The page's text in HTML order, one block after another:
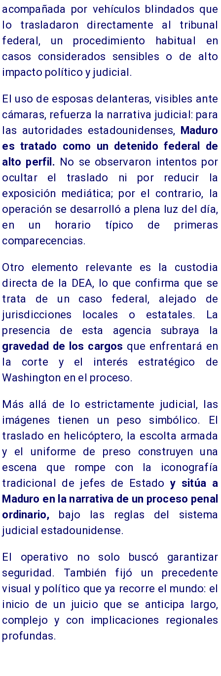
acompañada por vehículos blindados que
lo trasladaron directamente al tribunal
federal, un procedimiento habitual en
casos considerados sensibles o de alto
impacto político y judicial.
El uso de esposas delanteras, visibles ante
cámaras, refuerza la narrativa judicial: para
las autoridades estadounidenses, Maduro
es tratado como un detenido federal de
alto perfil. No se observaron intentos por
ocultar el traslado ni por reducir la
exposición mediática; por el contrario, la
operación se desarrolló a plena luz del día,
en un horario típico de primeras
comparecencias.
Otro elemento relevante es la custodia
directa de la DEA, lo que confirma que se
trata de un caso federal, alejado de
jurisdicciones locales o estatales. La
presencia de esta agencia subraya la
gravedad de los cargos que enfrentará en
la corte y el interés estratégico de
Washington en el proceso.
Más allá de lo estrictamente judicial, las
imágenes tienen un peso simbólico. El
traslado en helicóptero, la escolta armada
y el uniforme de preso construyen una
escena que rompe con la iconografía
tradicional de jefes de Estadoy sitúa a
Maduro en la narrativa de un proceso penal
ordinario, bajo las reglas del sistema
judicial estadounidense.
El operativo no solo buscó garantizar
seguridad. También fijó un precedente
visual y político que ya recorre el mundo: el
inicio de un juicio que se anticipa largo,
complejo y con implicaciones regionales
profundas.